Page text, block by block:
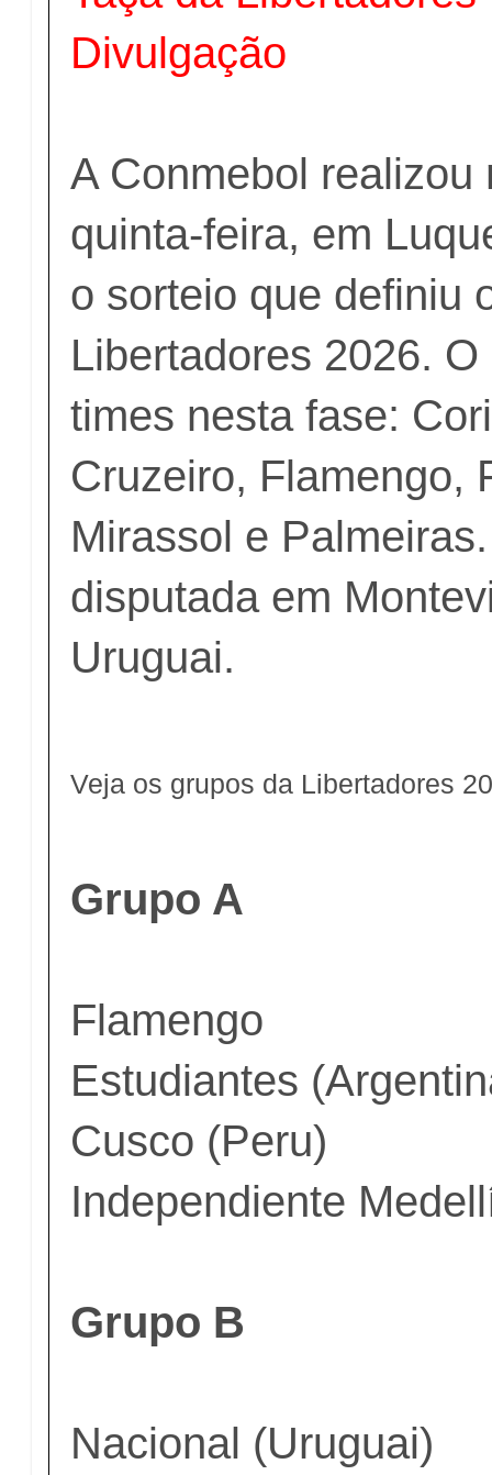
Divulgação
A Conmebol realizou
quinta-feira, em
o sorteio que definiu
Libertadores 2026.
times nesta fase:
Cruzeiro, Flamengo,
Mirassol e
disputada em
Uruguai.
Veja os grupos da Libertadores
Grupo A
Flamengo
Estudiantes
Cusco (Peru)
Independiente
Grupo B
Nacional (Uruguai)